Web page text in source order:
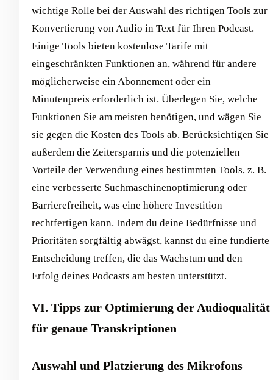
wichtige Rolle bei der Auswahl des richtigen Tools zur
Konvertierung von Audio in Text für Ihren Podcast.
Einige Tools bieten kostenlose Tarife mit
eingeschränkten Funktionen an, während für andere
möglicherweise ein Abonnement oder ein
Minutenpreis erforderlich ist. Überlegen Sie, welche
Funktionen Sie am meisten benötigen, und wägen Sie
sie gegen die Kosten des Tools ab. Berücksichtigen Sie
außerdem die Zeitersparnis und die potenziellen
Vorteile der Verwendung eines bestimmten Tools, z. B.
eine verbesserte Suchmaschinenoptimierung oder
Barrierefreiheit, was eine höhere Investition
rechtfertigen kann. Indem du deine Bedürfnisse und
Prioritäten sorgfältig abwägst, kannst du eine fundierte
Entscheidung treffen, die das Wachstum und den
Erfolg deines Podcasts am besten unterstützt.
VI. Tipps zur Optimierung der Audioqualität
für genaue Transkriptionen
Auswahl und Platzierung des Mikrofons